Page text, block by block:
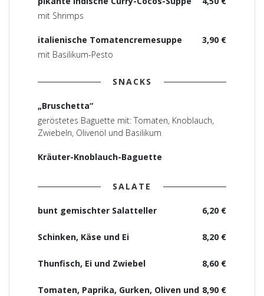
mit Shrimps
3,90 €
italienische Tomatencremesuppe
mit Basilikum-Pesto
SNACKS
„Bruschetta“
geröstetes Baguette mit: Tomaten, Knoblauch,
Zwiebeln, Olivenöl und Basilikum
Kräuter-Knoblauch-Baguette
SALATE
6,20 €
bunt gemischter Salatteller
8,20 €
Schinken, Käse und Ei
8,60 €
Thunfisch, Ei und Zwiebel
8,90 €
Tomaten, Paprika, Gurken, Oliven und